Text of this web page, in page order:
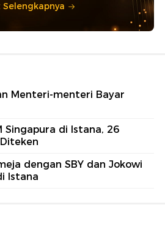
Selengkapnya
Menteri-menteri Bayar
Singapura di Istana, 26
dengan SBY dan Jokowi
Istana